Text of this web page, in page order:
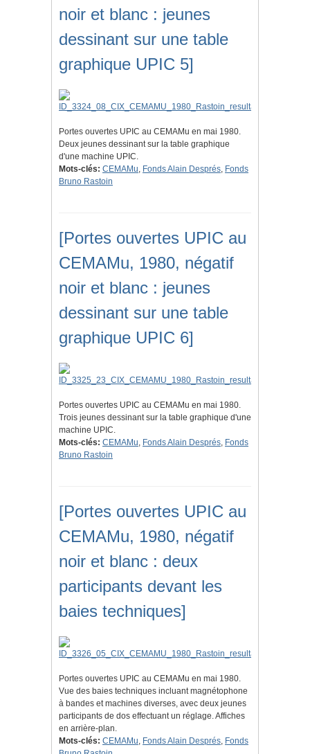
noir et blanc : jeunes
dessinant sur une table
graphique UPIC 5]
Portes ouvertes UPIC au CEMAMu en mai 1980.
Deux jeunes dessinant sur la table graphique
d'une machine UPIC.
Mots-clés: CEMAMu, Fonds Alain Després, Fonds
Bruno Rastoin
[Portes ouvertes UPIC au
CEMAMu, 1980, négatif
noir et blanc : jeunes
dessinant sur une table
graphique UPIC 6]
Portes ouvertes UPIC au CEMAMu en mai 1980.
Trois jeunes dessinant sur la table graphique d'une
machine UPIC.
Mots-clés: CEMAMu, Fonds Alain Després, Fonds
Bruno Rastoin
[Portes ouvertes UPIC au
CEMAMu, 1980, négatif
noir et blanc : deux
participants devant les
baies techniques]
Portes ouvertes UPIC au CEMAMu en mai 1980.
Vue des baies techniques incluant magnétophone
à bandes et machines diverses, avec deux jeunes
participants de dos effectuant un réglage. Affiches
en arrière-plan.
Mots-clés: CEMAMu, Fonds Alain Després, Fonds